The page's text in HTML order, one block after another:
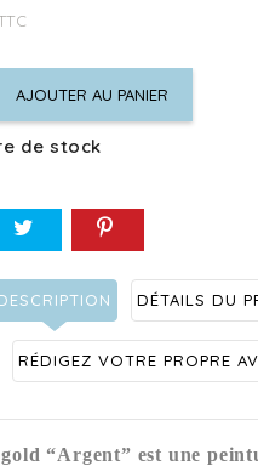
AJOUTER AU PANIER
de stock
DÉTAILS DU
RÉDIGEZ VOTRE PROPRE
“Argent” est une